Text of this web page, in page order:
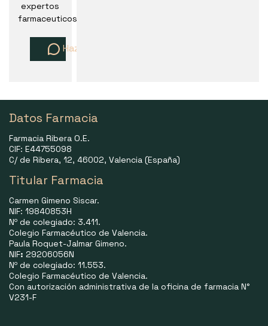
expertos
farmaceuticos
Haz una pregunta
Datos Farmacia
Farmacia Ribera O.E.
CIF: E44755098
C/ de Ribera, 12, 46002, Valencia (España)
Titular Farmacia
Carmen Gimeno Siscar.
NIF: 19840853H
Nº de colegiado: 3.411.
Colegio Farmacéutico de Valencia.
Paula Roquet-Jalmar Gimeno.
NIF: 29206056N
Nº de colegiado: 11.553.
Colegio Farmacéutico de Valencia.
Con autorización administrativa de la oficina de farmacia N°
V231-F